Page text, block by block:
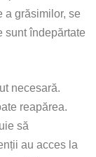
a grăsimilor, se
sunt îndepărtate
necesară.
reapărea.
să
au acces la